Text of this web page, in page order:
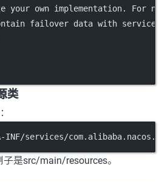
your own implementation. For
failover data with service
类
INF/services/
是src/main/resources。